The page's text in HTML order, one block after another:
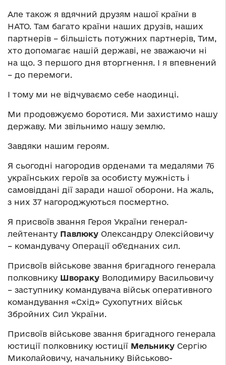
Але також я вдячний друзям нашої країни в
НАТО. Там багато країни наших друзів, наших
партнерів – більшість потужних партнерів, Тим,
хто допомагає нашій державі, не зважаючи ні
на що. З першого дня вторгнення. І я впевнений
– до перемоги.
І тому ми не відчуваємо себе наодинці.
Ми продовжуємо боротися. Ми захистимо нашу
державу. Ми звільнимо нашу землю.
Завдяки нашим героям.
Я сьогодні нагородив орденами та медалями 76
українських героїв за особисту мужність і
самовіддані дії заради нашої оборони. На жаль,
з них 37 нагороджуються посмертно.
Я присвоїв звання Героя України генерал-
лейтенанту Павлюку Олександру Олексійовичу
– командувачу Операції об’єднаних сил.
Присвоїв військове звання бригадного генерала
полковнику Швораку Володимиру Васильовичу
– заступнику командувача військ оперативного
командування «Схід» Сухопутних військ
Збройних Сил України.
Присвоїв військове звання бригадного генерала
юстиції полковнику юстиції Мельнику Сергію
Миколайовичу, начальнику Військово-